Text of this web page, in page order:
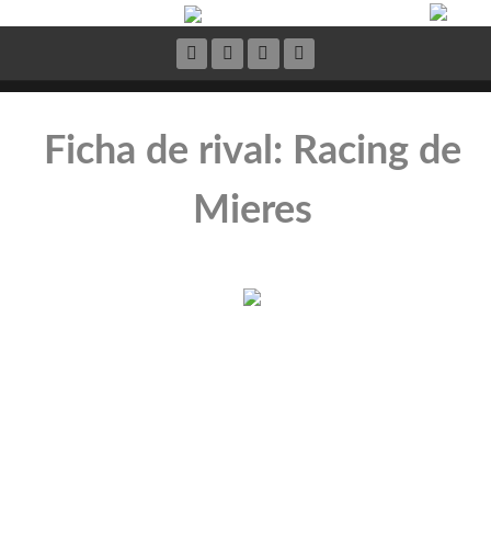
Ficha de rival: Racing de
Mieres